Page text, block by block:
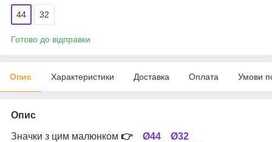
44 32
Готово до відправки
Опис Характеристики Доставка Оплата Умови
Опис
Значки з цим малюнком 👉 Ø44
Ø32